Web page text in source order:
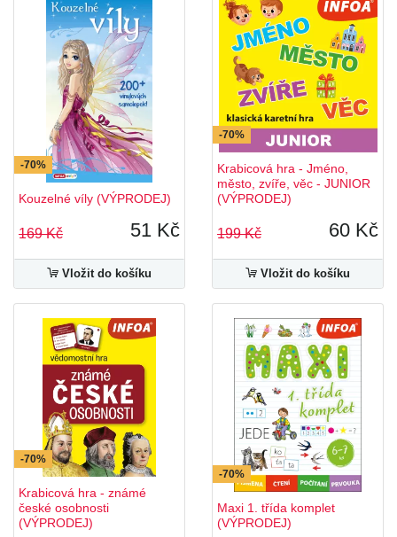
-70%
Kouzelné víly (VÝPRODEJ)
169 Kč 51 Kč
Vložit do košíku
-70%
Krabicová hra - Jméno,
město, zvíře, věc - JUNIOR
(VÝPRODEJ)
199 Kč 60 Kč
Vložit do košíku
-70%
Krabicová hra - známé
české osobnosti
(VÝPRODEJ)
-70%
Maxi 1. třída komplet
(VÝPRODEJ)